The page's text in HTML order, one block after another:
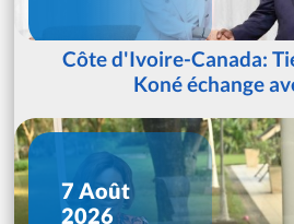
Côte d'Ivoire-Canada:
Koné échange
7 Août
2026